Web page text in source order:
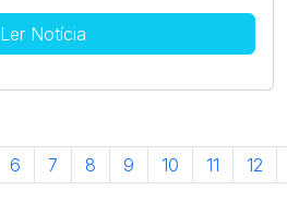
Ler Notícia
6 7 8 9 10 11 12